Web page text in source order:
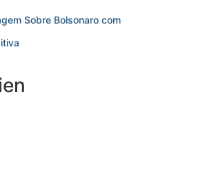
Sobre Bolsonaro com